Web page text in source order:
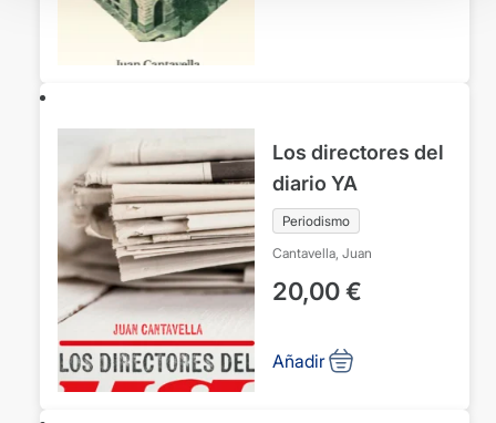
Los directores del
diario YA
Periodismo
Cantavella, Juan
20,00€
Añadir